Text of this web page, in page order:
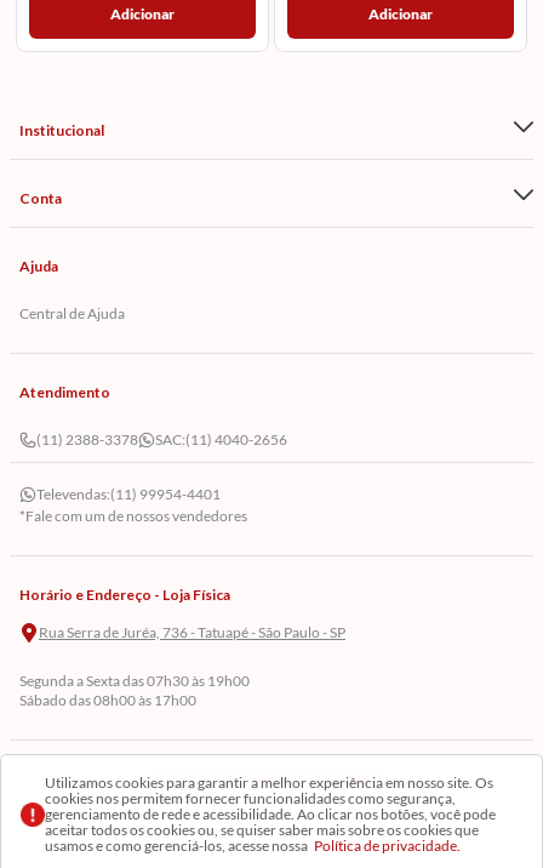
Utilizamos cookies para garantir a melhor experiência em nosso site. Os
cookies nos permitem fornecer funcionalidades como segurança,
gerenciamento de rede e acessibilidade. Ao clicar nos botões, você pode
aceitar todos os cookies ou, se quiser saber mais sobre os cookies que
usamos e como gerenciá-los, acesse nossa Política de privacidade.
Adicionar Adicionar
Institucional
Conta
Ajuda
Central de Ajuda
Atendimento
(11) 2388-3378 SAC:(11) 4040-2656
Televendas:(11) 99954-4401
*Fale com um de nossos vendedores
Horário e Endereço - Loja Física
Rua Serra de Juréa, 736 - Tatuapé - São Paulo - SP
Segunda a Sexta das 07h30 às 19h00
Sábado das 08h00 às 17h00
Cadastre-se em Nossa Newsletter
Receba as novidades